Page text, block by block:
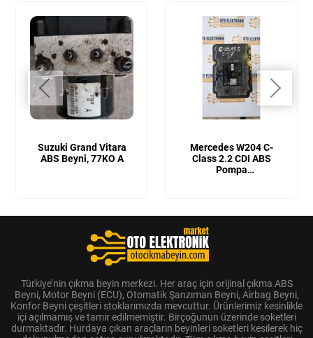
Suzuki Grand Vitara
ABS Beyni, 77KO A
Mercedes W204 C-
Class 2.2 CDI ABS
Pompa
Türkiye'nin çıkma beyin merkezi. Her araç için orijinal çıkma ABS
Beyni, Motor Beyni (ECU), Otomatik Şanzıman Beyni, Airbag Beyni,
Konfor Beyni çeşitleri stoklarımızda mevcuttur. Ürünlerimiz kesinlikle
içi açılmamış ve tamir edilmemiştir. Birçoğunun üzerinde soketleri
durmaktadır. Hurdaya çıkan araçların beyinleri soketleri kesilerek hiç